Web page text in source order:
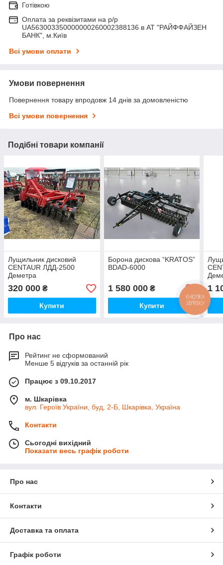
Готівкою
Оплата за реквізитами на р/р
UA563003350000000260002388136 в АТ "РАЙФФАЙЗЕН
БАНК", м.Київ
Всі умови оплати
Умови повернення
Повернення товару впродовж 14 днів за домовленістю
Всі умови повернення
Подібні товари компанії
Лущильник дисковий
CENTAUR ЛДД-2500
Деметра
320 000 ₴
Купити
Борона дискова “KRATOS”
BDAD-6000
1 580 000₴
Купити
1
Про нас
Рейтинг не сформований
Менше 5 відгуків за останній рік
Працює з 09.10.2017
м. Шкарівка
вул. Героїв України, буд. 2-Б, Шкарівка, Україна
Контакти
Сьогодні вихідний
Показати весь графік роботи
Про нас
Контакти
Доставка та оплата
Графік роботи